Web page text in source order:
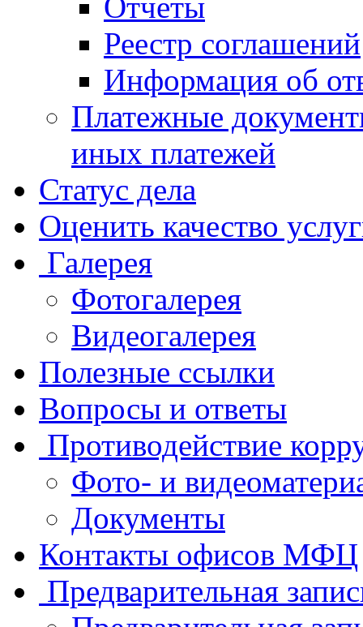
Отчеты
Реестр соглашений
Информация об
Платежные
иных платежей
Статус дела
Оценить качество
Галерея
Фотогалерея
Видеогалерея
Полезные ссылки
Вопросы и ответы
Противодействие
Фото- и
Документы
Контакты офисов МФЦ
Предварительная